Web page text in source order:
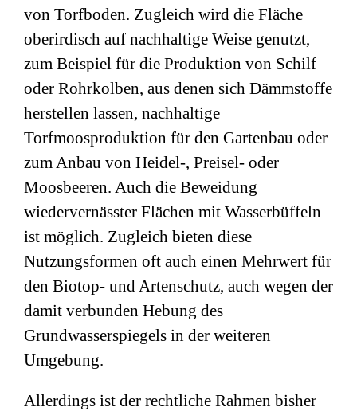
von Torfboden. Zugleich wird die Fläche
oberirdisch auf nachhaltige Weise genutzt,
zum Beispiel für die Produktion von Schilf
oder Rohrkolben, aus denen sich Dämmstoffe
herstellen lassen, nachhaltige
Torfmoosproduktion für den Gartenbau oder
zum Anbau von Heidel-, Preisel- oder
Moosbeeren. Auch die Beweidung
wiedervernässter Flächen mit Wasserbüffeln
ist möglich. Zugleich bieten diese
Nutzungsformen oft auch einen Mehrwert für
den Biotop- und Artenschutz, auch wegen der
damit verbunden Hebung des
Grundwasserspiegels in der weiteren
Umgebung.
Allerdings ist der rechtliche Rahmen bisher